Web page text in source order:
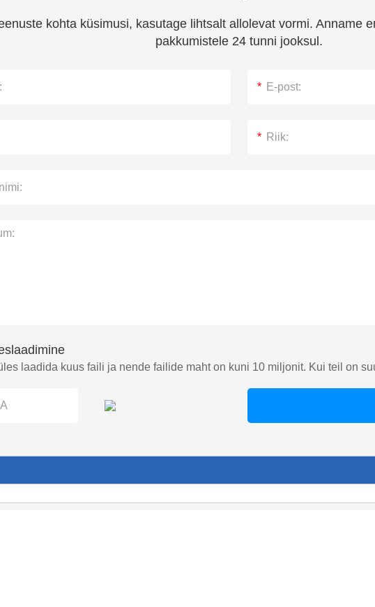
kohta küsimusi, kasutage lihtsalt allolevat vormi. Anname
pakkumistele 24 tunni jooksul.
laadida kuus faili ja nende failide maht on kuni 10 miljonit. Kui teil on